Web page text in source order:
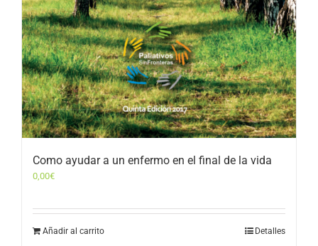
Como ayudar a un enfermo en el final de la vida
0,00€
Añadir al carrito Detalles